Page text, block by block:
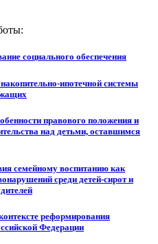
социального обеспечения
ипотечной системы
правового положения и
над детьми, оставшимся
семейному воспитанию как
среди детей-сирот и
реформирования
Федерации